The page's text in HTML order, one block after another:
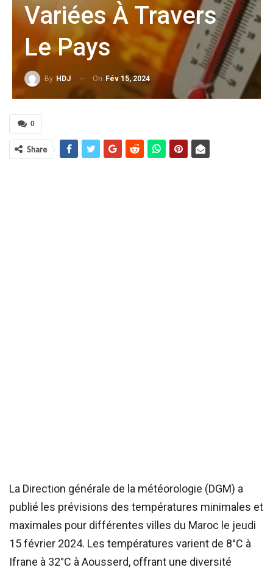
Variées À Travers
Le Pays
By HDJ On Fév 15, 2024
0
Share
La Direction générale de la météorologie (DGM) a
publié les prévisions des températures minimales et
maximales pour différentes villes du Maroc le jeudi
15 février 2024. Les températures varient de 8°C à
Ifrane à 32°C à Aousserd, offrant une diversité